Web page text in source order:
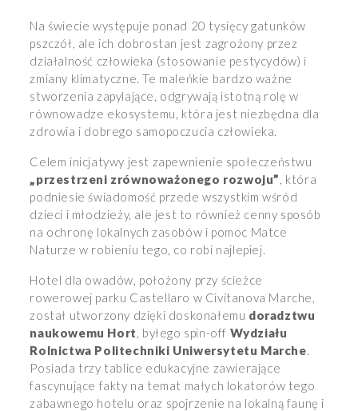
Na świecie występuje ponad 20 tysięcy gatunków
pszczół, ale ich dobrostan jest zagrożony przez
działalność człowieka (stosowanie pestycydów) i
zmiany klimatyczne. Te maleńkie bardzo ważne
stworzenia zapylające, odgrywają istotną rolę w
równowadze ekosystemu, która jest niezbędna dla
zdrowia i dobrego samopoczucia człowieka.
Celem inicjatywy jest zapewnienie społeczeństwu
„przestrzeni zrównoważonego rozwoju”, która
podniesie świadomość przede wszystkim wśród
dzieci i młodzieży, ale jest to również cenny sposób
na ochronę lokalnych zasobów i pomoc Matce
Naturze w robieniu tego, co robi najlepiej.
Hotel dla owadów, położony przy ścieżce
rowerowej parku Castellaro w Civitanova Marche,
został utworzony dzięki doskonałemu doradztwu
naukowemu Hort, byłego spin-off Wydziału
Rolnictwa Politechniki Uniwersytetu Marche.
Posiada trzy tablice edukacyjne zawierające
fascynujące fakty na temat małych lokatorów tego
zabawnego hotelu oraz spojrzenie na lokalną faunę i